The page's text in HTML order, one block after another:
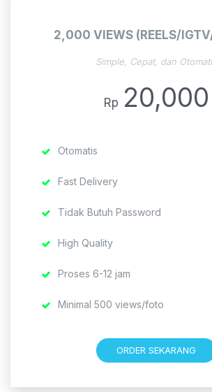
2,000 VIEWS (REELS/
Simple, Cepat, dan
Rp 20,000
Otomatis
Fast Delivery
Tidak Butuh Password
High Quality
Proses 6-12 jam
Minimal 500 views/foto
ORDER SEKARANG